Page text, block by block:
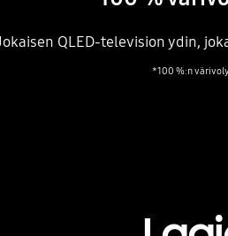
QLED-television ydin,
*100 %:n